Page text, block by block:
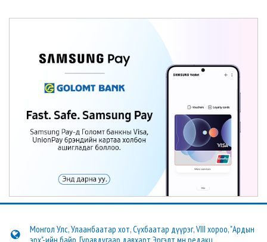
Монгол Улс, Улаанбаатар хот, Сүхбаатар дүүрэг, VIII хороо, "Ардын
эрх"-ийн байр, Гуравдугаар давхарт Эргэлт.мн редакц